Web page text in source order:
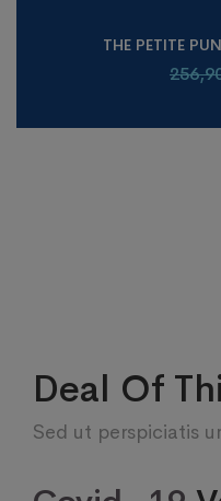
THE PETITE
Deal Of
Sed ut perspiciatis